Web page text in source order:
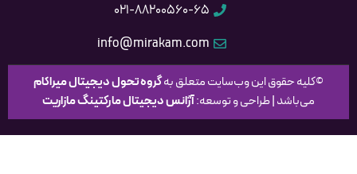
۰۲۱-۸۸۲۰۰۵۶۰-۶۵
info@mirakam.com
©کلیه حقوق این وب‌سایت متعلق بهگروهتحول دیجیتال میراکام
می‌باشد | طراحی و توسعه:آژانس دیجیتال مارکتینگ مازاریت